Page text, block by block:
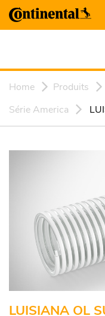
Home Produits
Série America
LUISIANA OL